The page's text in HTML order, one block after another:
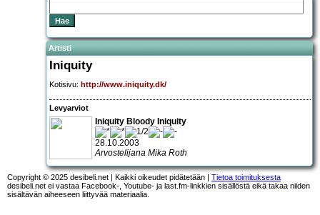
Artisti
Iniquity
Kotisivu: http://www.iniquity.dk/
Levyarviot
Iniquity Bloody Iniquity
28.10.2003
Arvostelijana Mika Roth
Copyright © 2025 desibeli.net | Kaikki oikeudet pidätetään | Tietoa toimituksesta
desibeli.net ei vastaa Facebook-, Youtube- ja last.fm-linkkien sisällöstä eikä takaa niiden
sisältävän aiheeseen liittyvää materiaalia.